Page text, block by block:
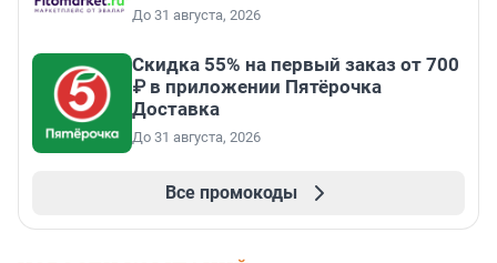
До 31 августа, 2026
Скидка 55% на первый заказ от 700
₽ в приложении Пятёрочка
Доставка
До 31 августа, 2026
Все промокоды